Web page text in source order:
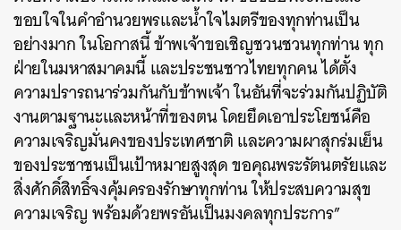
ขอบใจในคำอำนวยพรและน้ำใจไมตรีของทุกท่านเป็น
อย่างมากในโอกาสนี้ข้าพเจ้าขอเชิญชวนชวนทุกท่านทุก
ฝ่ายในมหาสมาคมนี้และประชนชาวไทยทุกคนได้ตั้ง
ความปรารถนาร่วมกันกับข้าพเจ้าในอันที่จะร่วมกันปฏิบัติ
งานตามฐานะและหน้าที่ของตนโดยยึดเอาประโยชน์คือ
ความเจริญมั่นคงของประเทศชาติและความผาสุกร่มเย็น
ของประชาชนเป็นเป้าหมายสูงสุดขอคุณพระรัตนตรัยและ
สิ่งศักดิ์สิทธิ์จงคุ้มครองรักษาทุกท่านให้ประสบความสุข
ความเจริญพร้อมด้วยพรอันเป็นมงคลทุกประการ”